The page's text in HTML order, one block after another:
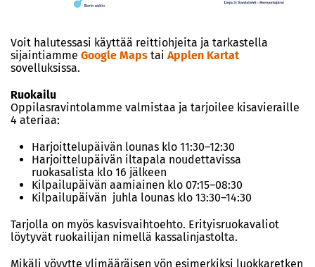
Voit halutessasi käyttää reittiohjeita ja tarkastella
sijaintiamme Google Maps tai Applen Kartat
sovelluksissa.
Ruokailu
Oppilasravintolamme valmistaa ja tarjoilee kisavieraille
4 ateriaa:
Harjoittelupäivän lounas klo 11:30–12:30
Harjoittelupäivän iltapala noudettavissa
ruokasalista klo 16 jälkeen
Kilpailupäivän aamiainen klo 07:15–08:30
Kilpailupäivän juhla lounas klo 13:30–14:30
Tarjolla on myös kasvisvaihtoehto. Erityisruokavaliot
löytyvät ruokailijan nimellä kassalinjastolta.
Mikäli yövytte ylimääräisen yön esimerkiksi luokkaretken